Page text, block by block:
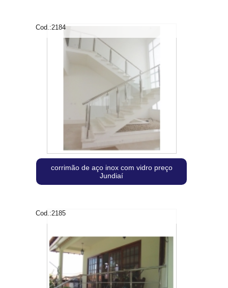
Cod.:2184
corrimão de aço inox com vidro preço
Jundiaí
Cod.:2185